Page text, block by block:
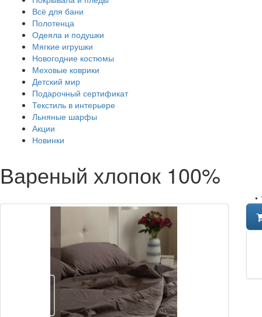
Всё для бани
Полотенца
Одеяла и подушки
Мягкие игрушки
Новогодние костюмы
Меховые коврики
Детский мир
Подарочный сертификат
Текстиль в интерьере
Льняные шарфы
Акции
Новинки
Вареный хлопок 100%
•